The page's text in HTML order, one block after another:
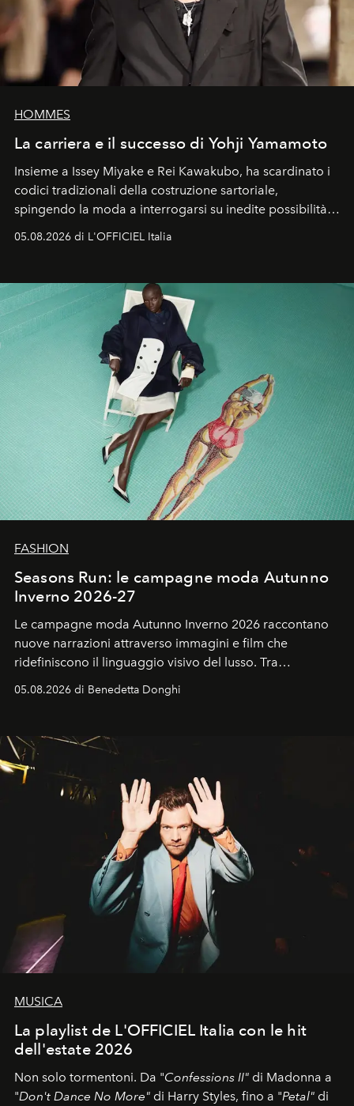
HOMMES
La carriera e il successo di Yohji Yamamoto
Insieme a Issey Miyake e Rei Kawakubo, ha scardinato i
codici tradizionali della costruzione sartoriale,
spingendo la moda a interrogarsi su inedite possibilità
un’impronta indelebile nella storia della moda.
05.08.2026 di L'OFFICIEL Italia
FASHION
Seasons Run: le campagne moda Autunno
Inverno 2026-27
Le campagne moda Autunno Inverno 2026 raccontano
nuove narrazioni attraverso immagini e film che
ridefiniscono il linguaggio visivo del lusso. Tra
contemporanea e storytelling d'autore, le maison
di esprimere identità, visione e desiderio.
05.08.2026 di Benedetta Donghi
MUSICA
La playlist de L'OFFICIEL Italia con le hit
dell'estate 2026
Non solo tormentoni. Da "Confessions II" di Madonna a
"Don't Dance No More" di Harry Styles, fino a "Petal" di